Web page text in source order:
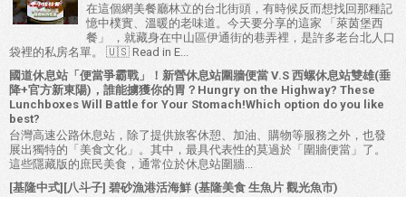
在這個網美餐廳林立的台北街頭，有時候反而想找回那種記
憶中樸實、溫暖的老味道。今天要分享的這家 「萊茵堡西
餐」 ，就藏身在中山區伊通街的巷弄裡，是許多老台北人口
袋裡的私房名單。 🇺🇸 Read in E...
國道休息站「便當爭霸戰」！新營休息站圍牆便當 V.S 西螺休息站雙雄(垂
降+官方新東陽)，誰能擄獲你的胃？Hungry on the Highway? These
Lunchboxes Will Battle for Your Stomach!Which option do you like
best?
台灣高速公路休息站，除了提供旅客休憩、加油、購物等服務之外，也發
展出獨特的「美食文化」。其中，最具代表性的莫過於「圍牆便當」了。
這些隱藏版的庶民美食，通常位於休息站圍牆...
[基隆中式][八斗子] 碧砂漁港活海鮮 (基隆美食 生魚片 觀光魚市)